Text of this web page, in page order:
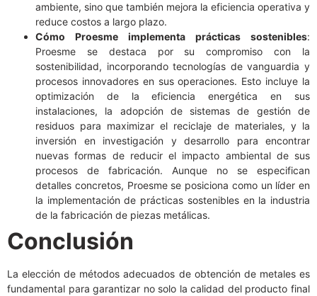
ambiente, sino que también mejora la eficiencia operativa y
reduce costos a largo plazo.
Cómo Proesme implementa prácticas sostenibles:
Proesme se destaca por su compromiso con la
sostenibilidad, incorporando tecnologías de vanguardia y
procesos innovadores en sus operaciones. Esto incluye la
optimización de la eficiencia energética en sus
instalaciones, la adopción de sistemas de gestión de
residuos para maximizar el reciclaje de materiales, y la
inversión en investigación y desarrollo para encontrar
nuevas formas de reducir el impacto ambiental de sus
procesos de fabricación. Aunque no se especifican
detalles concretos, Proesme se posiciona como un líder en
la implementación de prácticas sostenibles en la industria
de la fabricación de piezas metálicas.
Conclusión
La elección de métodos adecuados de obtención de metales es
fundamental para garantizar no solo la calidad del producto final